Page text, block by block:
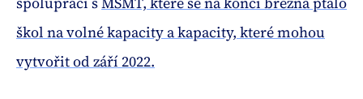
škol na volné kapacity a kapacity, které mohou
vytvořit od září 2022.